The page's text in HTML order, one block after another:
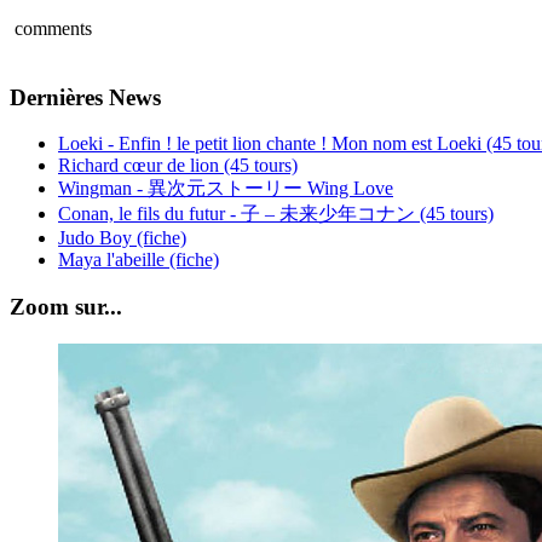
comments
Dernières News
Loeki - Enfin ! le petit lion chante ! Mon nom est Loeki (45
Richard cœur de lion (45 tours)
Wingman - 異次元ストーリー Wing Love
Conan, le fils du futur - 子 – 未来少年コナン (45 tours)
Judo Boy (fiche)
Maya l'abeille (fiche)
Zoom sur...